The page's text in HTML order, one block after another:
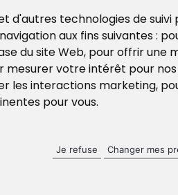
d'autres technologies de suivi
aux fins suivantes :
du site Web, pour offrir une
mesurer votre intérêt pour
les interactions marketing,
pour vous.
Je refuse Changer mes